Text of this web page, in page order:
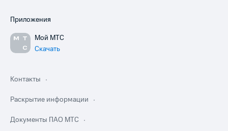
Приложения
Мой МТС
Скачать
Контакты
Раскрытие информации
Документы ПАО МТС